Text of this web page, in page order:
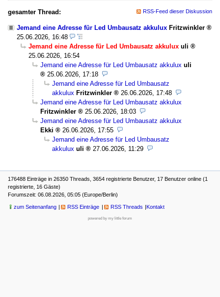
gesamter Thread: RSS-Feed dieser Diskussion
Jemand eine Adresse für Led Umbausatz akkulux Fritzwinkler
25.06.2026, 16:48
Jemand eine Adresse für Led Umbausatz akkulux uli
25.06.2026, 16:54
Jemand eine Adresse für Led Umbausatz akkulux uli
25.06.2026, 17:18
Jemand eine Adresse für Led Umbausatz
akkulux Fritzwinkler
26.06.2026, 17:48
Jemand eine Adresse für Led Umbausatz akkulux
Fritzwinkler
25.06.2026, 18:03
Jemand eine Adresse für Led Umbausatz akkulux
Ekki
26.06.2026, 17:55
Jemand eine Adresse für Led Umbausatz
akkulux uli 27.06.2026, 11:29
176488 Einträge in 26350 Threads, 3654 registrierte Benutzer, 17 Benutzer online (1
registrierte, 16 Gäste)
Forumszeit: 06.08.2026, 05:05 (Europe/Berlin)
zum Seitenanfang RSS Einträge RSS Threads Kontakt
powered by my little forum